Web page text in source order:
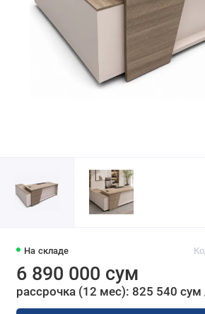
На складе
6 890 000 сум
рассрочка (12 мес): 825 540